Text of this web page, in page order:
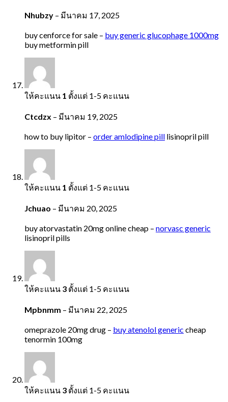
Nhubzy – มีนาคม 17, 2025
buy cenforce for sale – buy generic glucophage 1000mg
buy metformin pill
ให้คะแนน 1 ตั้งแต่ 1-5 คะแนน
Ctcdzx – มีนาคม 19, 2025
how to buy lipitor – order amlodipine pill lisinopril pill
ให้คะแนน 1 ตั้งแต่ 1-5 คะแนน
Jchuao – มีนาคม 20, 2025
buy atorvastatin 20mg online cheap – norvasc generic
lisinopril pills
ให้คะแนน 3 ตั้งแต่ 1-5 คะแนน
Mpbnmm – มีนาคม 22, 2025
omeprazole 20mg drug – buy atenolol generic cheap
tenormin 100mg
ให้คะแนน 3 ตั้งแต่ 1-5 คะแนน